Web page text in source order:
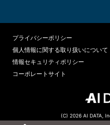
プライバシーポリシー
個人情報に関する取り扱いについて
情報セキュリティポリシー
コーポレートサイト
(C) 2026 AI DATA,